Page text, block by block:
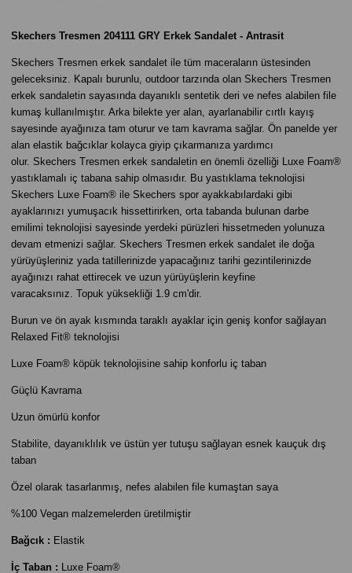
Skechers Tresmen 204111 GRY Erkek Sandalet - Antrasit
Skechers Tresmen erkek sandalet ile tüm maceraların üstesinden
geleceksiniz. Kapalı burunlu, outdoor tarzında olan Skechers Tresmen
erkek sandaletin sayasında dayanıklı sentetik deri ve nefes alabilen file
kumaş kullanılmıştır. Arka bilekte yer alan, ayarlanabilir cırtlı kayış
sayesinde ayağınıza tam oturur ve tam kavrama sağlar. Ön panelde yer
alan elastik bağcıklar kolayca giyip çıkarmanıza yardımcı
olur. Skechers Tresmen erkek sandaletin en önemli özelliği Luxe Foam®
yastıklamalı iç tabana sahip olmasıdır. Bu yastıklama teknolojisi
Skechers Luxe Foam® ile Skechers spor ayakkabılardaki gibi
ayaklarınızı yumuşacık hissettirirken, orta tabanda bulunan darbe
emilimi teknolojisi sayesinde yerdeki pürüzleri hissetmeden yolunuza
devam etmenizi sağlar. Skechers Tresmen erkek sandalet ile doğa
yürüyüşleriniz yada tatillerinizde yapacağınız tarihi gezintilerinizde
ayağınızı rahat ettirecek ve uzun yürüyüşlerin keyfine
varacaksınız. Topuk yüksekliği 1.9 cm'dir.
Burun ve ön ayak kısmında taraklı ayaklar için geniş konfor sağlayan
Relaxed Fit® teknolojisi
Luxe Foam® köpük teknolojisine sahip konforlu iç taban
Güçlü Kavrama
Uzun ömürlü konfor
Stabilite, dayanıklılık ve üstün yer tutuşu sağlayan esnek kauçuk dış
taban
Özel olarak tasarlanmış, nefes alabilen file kumaştan saya
%100 Vegan malzemelerden üretilmiştir
Bağcık : Elastik
İç Taban : Luxe Foam®